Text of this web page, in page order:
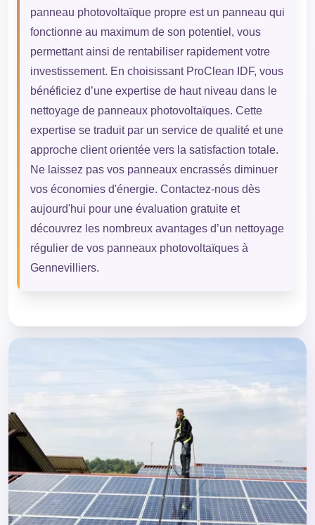
panneau photovoltaïque propre est un panneau qui
fonctionne au maximum de son potentiel, vous
permettant ainsi de rentabiliser rapidement votre
investissement. En choisissant ProClean IDF, vous
bénéficiez d’une expertise de haut niveau dans le
nettoyage de panneaux photovoltaïques. Cette
expertise se traduit par un service de qualité et une
approche client orientée vers la satisfaction totale.
Ne laissez pas vos panneaux encrassés diminuer
vos économies d'énergie. Contactez-nous dès
aujourd'hui pour une évaluation gratuite et
découvrez les nombreux avantages d’un nettoyage
régulier de vos panneaux photovoltaïques à
Gennevilliers.